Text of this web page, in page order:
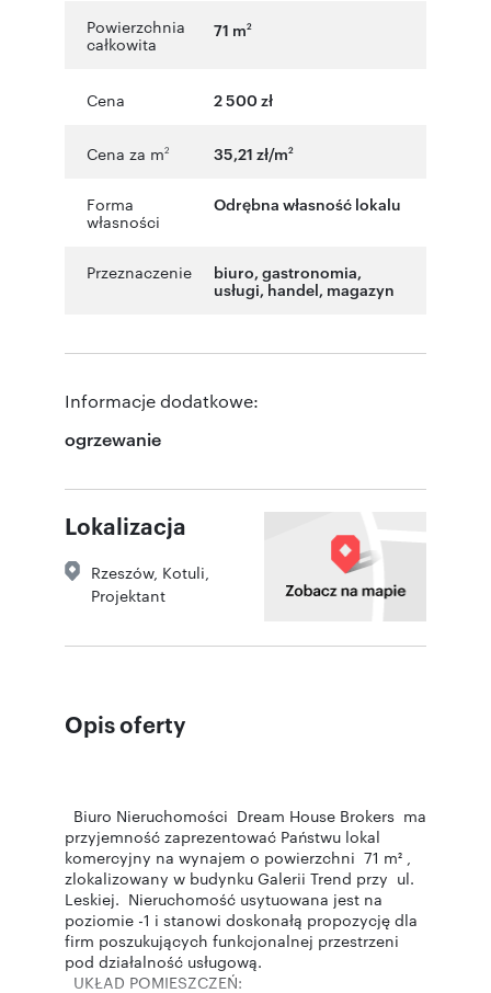
Powierzchnia
całkowita
71 m2
Cena 2 500 zł
Cena za m2 35,21 zł/m2
Forma
własności
Odrębna własność lokalu
Przeznaczenie biuro, gastronomia,
usługi,handel, magazyn
Informacje dodatkowe:
ogrzewanie
Lokalizacja
Rzeszów, Kotuli
Projektant
Opis oferty
Biuro Nieruchomości Dream House Brokers ma
przyjemność zaprezentować Państwu lokal
komercyjny na wynajem o powierzchni 71 m² ,
zlokalizowany w budynku Galerii Trend przy ul.
Leskiej. Nieruchomość usytuowana jest na
poziomie -1 i stanowi doskonałą propozycję dla
firm poszukujących funkcjonalnej przestrzeni
pod działalność usługową.
UKŁAD POMIESZCZEŃ: